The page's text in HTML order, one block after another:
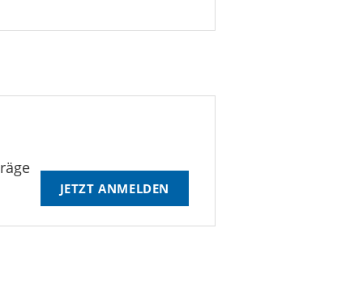
JETZT ANMELDEN